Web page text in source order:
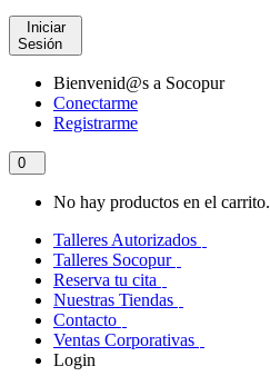
productos
Iniciar
Sesión
Bienvenid@s a Socopur
Conectarme
Registrarme
0
No hay productos en el carrito.
Talleres Autorizados
Talleres Socopur
Reserva tu cita
Nuestras Tiendas
Contacto
Ventas Corporativas
Login